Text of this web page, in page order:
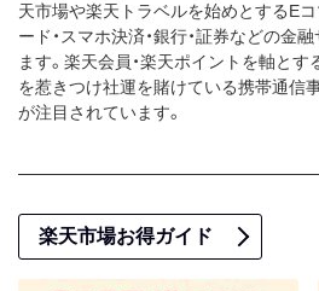
天市場や楽天トラベルを始めとするE
ード・スマホ決済・銀行・証券などの金
ます。楽天会員・楽天ポイントを軸と
を惹きつけ社運を賭けている携帯通信
が注目されています。
楽天市場お得ガイド